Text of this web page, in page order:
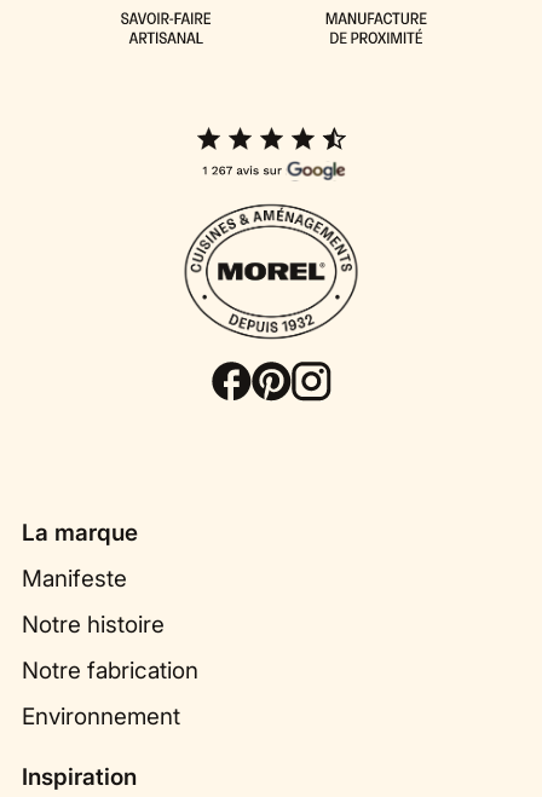
La marque
Manifeste
Notre histoire
Notre fabrication
Environnement
Inspiration